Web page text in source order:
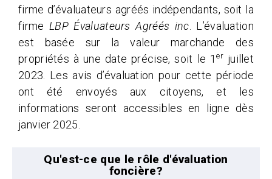
firme d’évaluateurs agréés indépendants, soit la
firme LBP Évaluateurs Agréés inc . L’évaluation
est basée sur la valeur marchande des
propriétés à une date précise, soit le 1erjuillet
2023. Les avis d’évaluation pour cette période
ont été envoyés aux citoyens, et les
informations seront accessibles en ligne dès
janvier 2025.
Qu'est-ce que le rôle d'évaluation
foncière?